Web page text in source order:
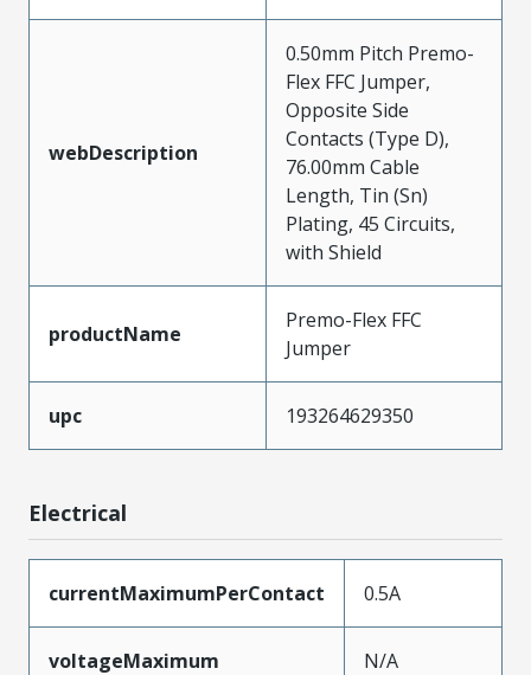
webDescription
0.50mm Pitch Premo-
Flex FFC Jumper,
Opposite Side
Contacts (Type D),
76.00mm Cable
Length, Tin (Sn)
Plating, 45 Circuits,
with Shield
productName
Premo-Flex FFC
Jumper
upc 193264629350
Electrical
currentMaximumPerContact 0.5A
voltageMaximum N/A